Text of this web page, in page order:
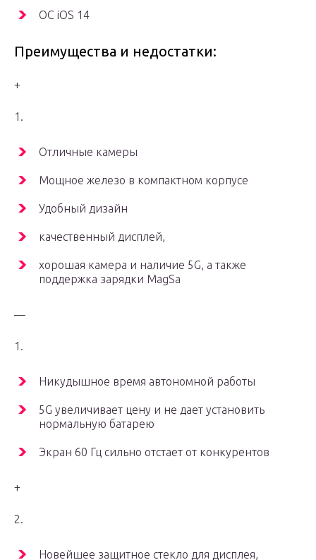
ОС iOS 14
Преимущества и недостатки:
+
1.
Отличные камеры
Мощное железо в компактном корпусе
Удобный дизайн
качественный дисплей,
хорошая камера и наличие 5G, а также
поддержка зарядки MagSa
—
1.
Никудышное время автономной работы
5G увеличивает цену и не дает установить
нормальную батарею
Экран 60 Гц сильно отстает от конкурентов
+
2.
Новейшее защитное стекло для дисплея,